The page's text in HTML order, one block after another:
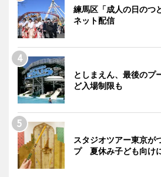
練馬区「成人の日の
ネット配信
としまえん、最後の
ど入場制限も
スタジオツアー東京が
プ 夏休み子ども向け